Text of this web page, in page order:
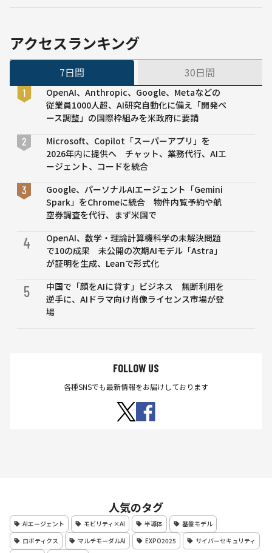
格始動
テキ
から
アクセスランキング
7日間 30日間
OpenAI、Anthropic、Google、Metaなどの
従業員1000人超、AI研究自動化に備え「開発ペ
ース調整」の国際枠組みを米政府に要請
Microsoft、Copilot「スーパーアプリ」を
2026年内に提供へ チャット、業務代行、AIエ
ージェント、コードを統合
Google、パーソナルAIエージェント「Gemini
Spark」をChromeに統合 物件内覧予約や航
空券調査を代行、まず米国で
4
OpenAI、数学・理論計算機科学の未解決問題
で10の成果 未公開の次期AIモデル「Astra」
が証明を生成、Leanで形式化
5
中国で「顔をAIに貸す」ビジネス 無断利用を
逆手に、AIドラマ向け肖像ライセンス市場が登
場
FOLLOW US
各種SNSでも最新情報をお届けしております
人気のタグ
AIエージェント モビリティ×AI 半導体
基盤モデル
ロボティクス
マルチモーダルAI EXPO2025 サイバーセキュリティ